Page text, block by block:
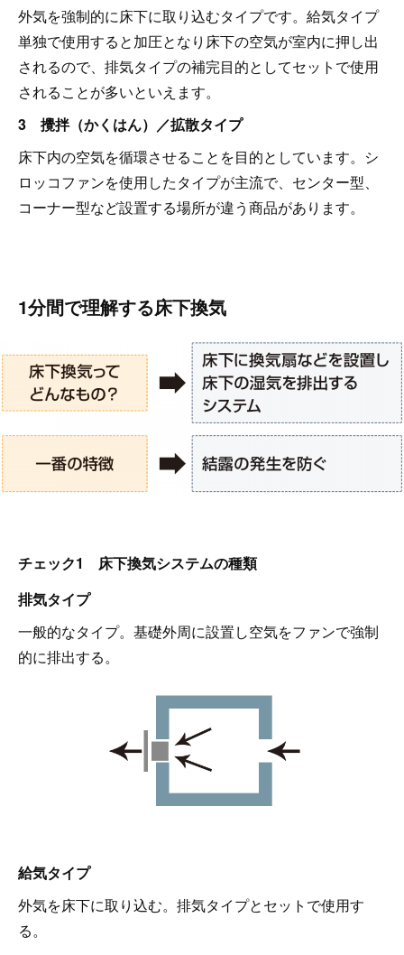
外気を強制的に床下に取り込むタイプです。給気タイプ
単独で使用すると加圧となり床下の空気が室内に押し出
されるので、排気タイプの補完目的としてセットで使用
されることが多いといえます。
3 攪拌（かくはん）／拡散タイプ
床下内の空気を循環させることを目的としています。シ
ロッコファンを使用したタイプが主流で、センター型、
コーナー型など設置する場所が違う商品があります。
1分間で理解する床下換気
チェック1 床下換気システムの種類
排気タイプ
一般的なタイプ。基礎外周に設置し空気をファンで強制
的に排出する。
給気タイプ
外気を床下に取り込む。排気タイプとセットで使用す
る。